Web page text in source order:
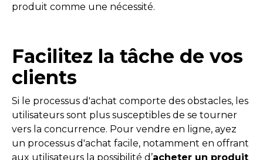
produit comme une nécessité.
Facilitez la tâche de vos
clients
Si le processus d'achat comporte des obstacles, les
utilisateurs sont plus susceptibles de se tourner
vers la concurrence. Pour vendre en ligne, ayez
un processus d'achat facile, notamment en offrant
aux utilisateurs la possibilité d’acheter un produit